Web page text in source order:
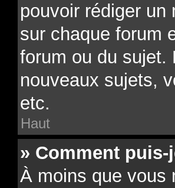
pouvoir rédiger
sur chaque forum
forum ou du sujet.
nouveaux sujets,
etc.
Haut
» Comment
À moins que vous